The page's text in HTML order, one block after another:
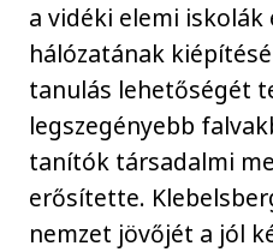
a vidéki elemi
hálózatának
tanulás lehetőségét
legszegényebb
tanítók társadalmi
erősítette.
nemzet jövőjét a jól